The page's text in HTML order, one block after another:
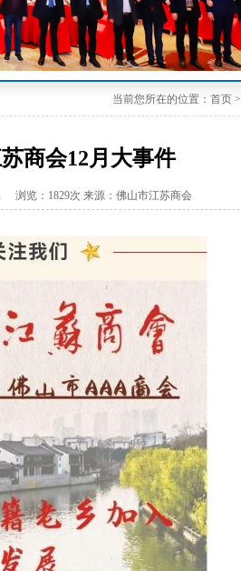
当前您所在的位置： 首页>
商会12月大事件
浏览：1829次 来源：佛山市江苏商会